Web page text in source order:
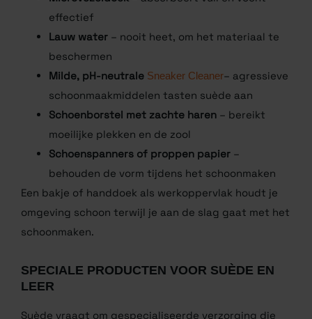
voor het behandelen van suède zonder schade
Microvezeldoek– absorbeert vuil en vocht
effectief
Lauw water– nooit heet, om het materiaal te
beschermen
Milde, pH-neutrale Sneaker Cleaner–
agressieve schoonmaakmiddelen tasten suède
aan
Schoenborstel met zachte haren– bereikt
moeilijke plekken en de zool
Schoenspanners of proppen papier–
behouden de vorm tijdens het schoonmaken
omgeving schoon terwijl je aan de slag gaat met het
schoonmaken.